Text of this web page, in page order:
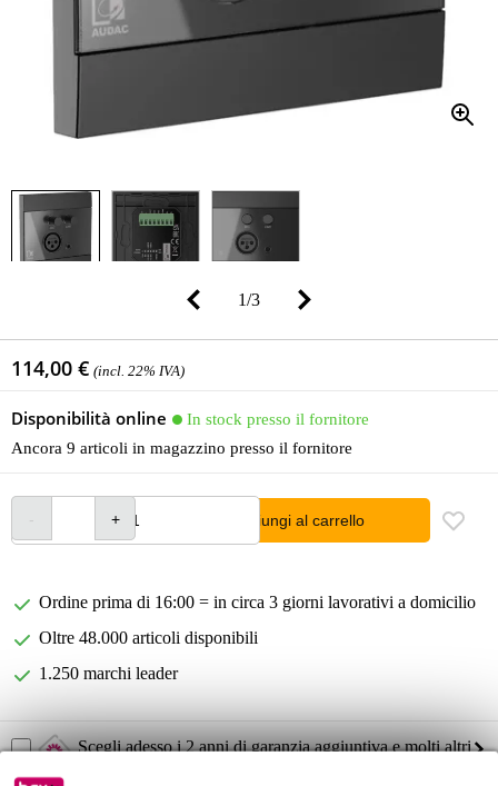
1/3
114,00 € (incl. 22% IVA)
Disponibilità online
In stock presso il fornitore
Ancora 9 articoli in magazzino presso il fornitore
Aggiungi al carrello
Ordine prima di 16:00 = in circa 3 giorni lavorativi a domicilio
Oltre 48.000 articoli disponibili
1.250 marchi leader
Scegli adesso i 2 anni di garanzia aggiuntiva e molti altri